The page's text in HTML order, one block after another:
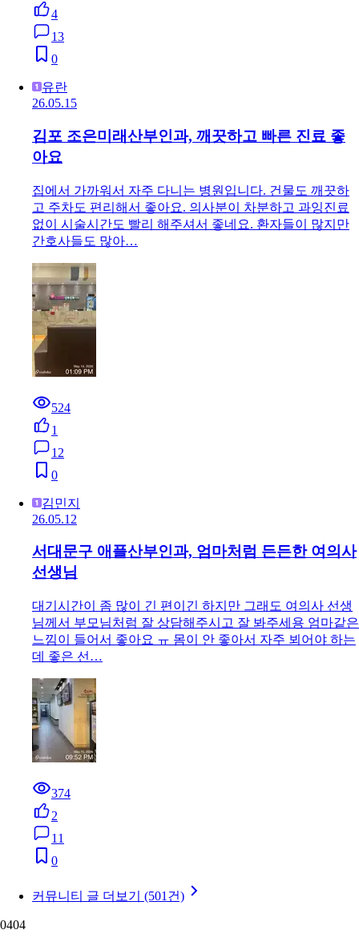
4
13
0
유란
26.05.15
김포 조은미래산부인과, 깨끗하고 빠른 진료 좋
아요
집에서 가까워서 자주 다니는 병원입니다. 건물도 깨끗하
고 주차도 편리해서 좋아요. 의사분이 차분하고 과잉진료
없이 시술시간도 빨리 해주셔서 좋네요. 환자들이 많지만
간호사들도 많아…
524
1
12
0
김민지
26.05.12
서대문구 애플산부인과, 엄마처럼 든든한 여의사
선생님
대기시간이 좀 많이 긴 편이긴 하지만 그래도 여의사 선생
님께서 부모님처럼 잘 상담해주시고 잘 봐주세용 엄마같은
느낌이 들어서 좋아요 ㅠ 몸이 안 좋아서 자주 뵈어야 하는
데 좋은 선…
374
2
11
0
커뮤니티 글 더보기 (501건)
0404